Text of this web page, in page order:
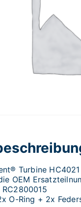
Turbine
OEM
O-Ring + 2x